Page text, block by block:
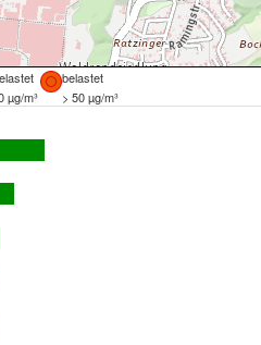
belastet
µg/m³ > 50 µg/m³